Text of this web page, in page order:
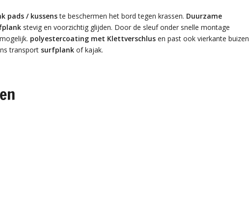
pads / kussenste beschermen het bord tegen krassen. Duurzame
stevig en voorzichtig glijden. Door de sleuf onder snelle montage
polyestercoating met Klettverschlus en past ook vierkante buizen
transport surfplank of kajak.